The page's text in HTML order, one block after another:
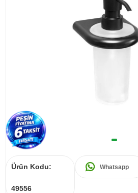
Ürün Kodu:
49556
Whatsapp